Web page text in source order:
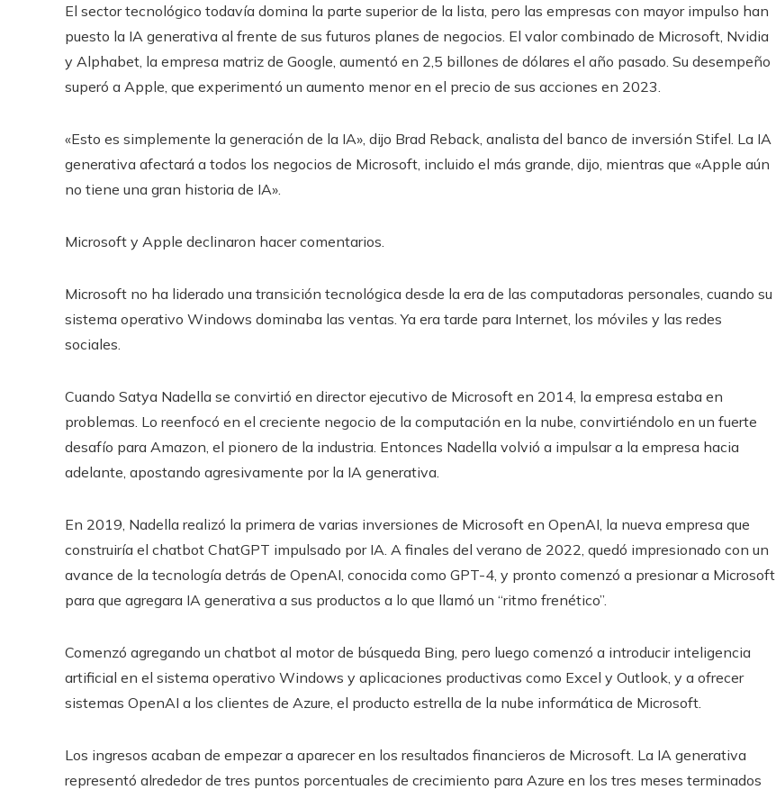
El sector tecnológico todavía domina la parte superior de la lista, pero las empresas con mayor impulso han
puesto la IA generativa al frente de sus futuros planes de negocios. El valor combinado de Microsoft, Nvidia
y Alphabet, la empresa matriz de Google, aumentó en 2,5 billones de dólares el año pasado. Su desempeño
superó a Apple, que experimentó un aumento menor en el precio de sus acciones en 2023.
«Esto es simplemente la generación de la IA», dijo Brad Reback, analista del banco de inversión Stifel. La IA
generativa afectará a todos los negocios de Microsoft, incluido el más grande, dijo, mientras que «Apple aún
no tiene una gran historia de IA».
Microsoft y Apple declinaron hacer comentarios.
Microsoft no ha liderado una transición tecnológica desde la era de las computadoras personales, cuando su
sistema operativo Windows dominaba las ventas. Ya era tarde para Internet, los móviles y las redes
sociales.
Cuando Satya Nadella se convirtió en director ejecutivo de Microsoft en 2014, la empresa estaba en
problemas. Lo reenfocó en el creciente negocio de la computación en la nube, convirtiéndolo en un fuerte
desafío para Amazon, el pionero de la industria. Entonces Nadella volvió a impulsar a la empresa hacia
adelante, apostando agresivamente por la IA generativa.
En 2019, Nadella realizó la primera de varias inversiones de Microsoft en OpenAI, la nueva empresa que
construiría el chatbot ChatGPT impulsado por IA. A finales del verano de 2022, quedó impresionado con un
avance de la tecnología detrás de OpenAI, conocida como GPT-4, y pronto comenzó a presionar a Microsoft
para que agregara IA generativa a sus productos a lo que llamó un “ritmo frenético”.
Comenzó agregando un chatbot al motor de búsqueda Bing, pero luego comenzó a introducir inteligencia
artificial en el sistema operativo Windows y aplicaciones productivas como Excel y Outlook, y a ofrecer
sistemas OpenAI a los clientes de Azure, el producto estrella de la nube informática de Microsoft.
Los ingresos acaban de empezar a aparecer en los resultados financieros de Microsoft. La IA generativa
representó alrededor de tres puntos porcentuales de crecimiento para Azure en los tres meses terminados